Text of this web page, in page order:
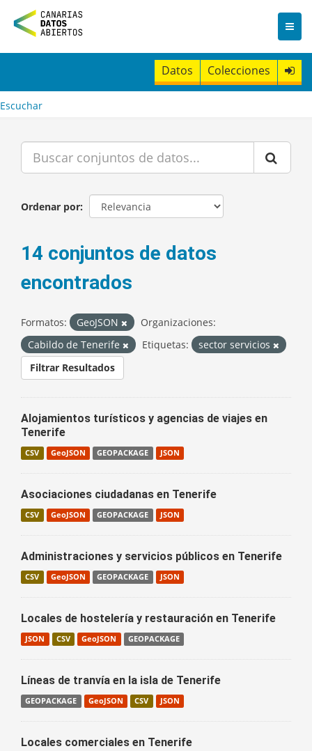
n
t
Datos Colecciones
Escuchar
Ordenar por
14 conjuntos de datos
encontrados
Formatos: GeoJSON
Organizaciones:
Cabildo de Tenerife
Etiquetas:
sector servicios
Filtrar Resultados
Alojamientos turísticos y agencias de viajes en
Tenerife
CSV GeoJSON GEOPACKAGE JSON
Asociaciones ciudadanas en Tenerife
CSV GeoJSON GEOPACKAGE JSON
Administraciones y servicios públicos en Tenerife
CSV GeoJSON GEOPACKAGE JSON
Locales de hostelería y restauración en Tenerife
JSON CSV GeoJSON GEOPACKAGE
Líneas de tranvía en la isla de Tenerife
GEOPACKAGE GeoJSON CSV JSON
Locales comerciales en Tenerife